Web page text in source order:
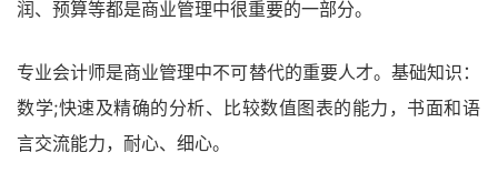
润、预算等都是商业管理中很重要的一部分。
专业会计师是商业管理中不可替代的重要人才。基础知识：
数学;快速及精确的分析、比较数值图表的能力，书面和语
言交流能力，耐心、细心。